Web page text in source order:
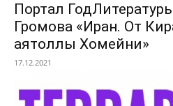
Портал
Громова «Иран. От
аятоллы Хомейни»
17.12.2021